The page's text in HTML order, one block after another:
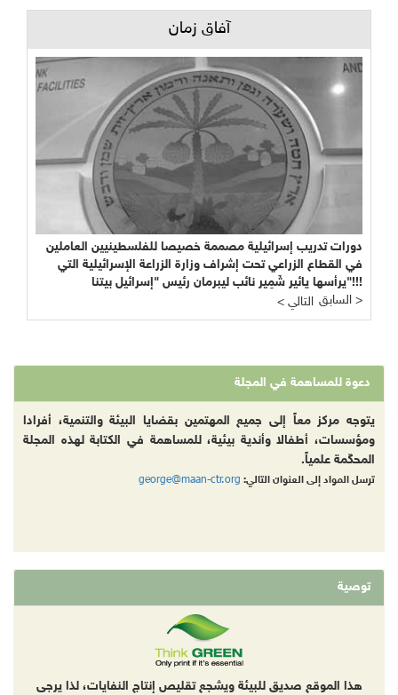
آفاق زمان
دورات تدريب إسرائيلية مصممة خصيصا للفلسطينيين العاملين
في القطاع الزراعي تحت إشراف وزارة الزراعة الإسرائيلية التي
يرأسها يائير شَمِير نائب ليبرمان رئيس "إسرائيل بيتنا"!!!
< التالي
السابق >
دعوة للمساهمة في المجلة
يتوجه مركز معاً إلى جميع المهتمين بقضايا البيئة والتنمية، أفرادا
ومؤسسات، أطفالا وأندية بيئية، للمساهمة في الكتابة لهذه المجلة
المحكّمة علمياً.
ترسل المواد إلى العنوان التالي: george@maan-ctr.org
توصية
هذا الموقع صديق للبيئة ويشجع تقليص إنتاج النفايات، لذا يرجى